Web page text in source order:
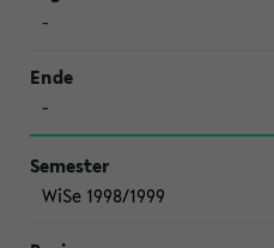
-
-
WiSe 1998/1999